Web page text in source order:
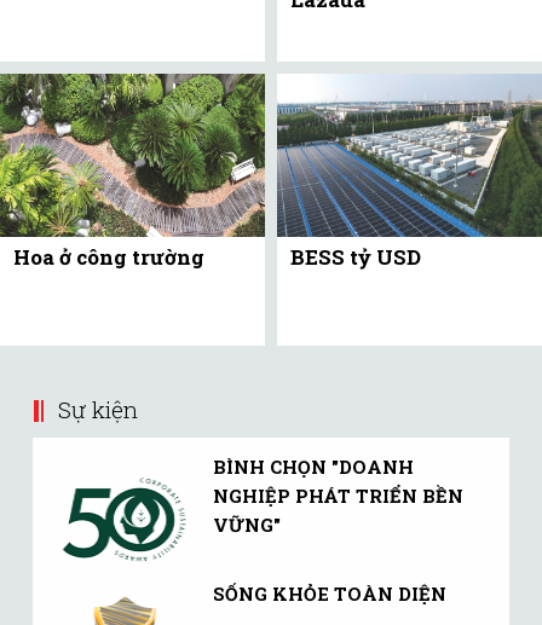
Hoa ở công trường BESS tỷ USD
Sự kiện
BÌNH CHỌN "DOANH
NGHIỆP PHÁT TRIỂN BỀN
VỮNG"
SỐNG KHỎE TOÀN DIỆN